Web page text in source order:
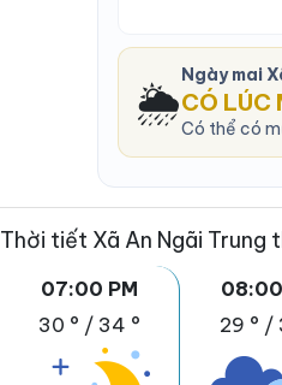
🌦️
Ngày mai
CÓ LÚC
Có thể có
Thời tiết Xã An Ngãi Trung
07:00 PM
30 ° / 34 °
29 ° /